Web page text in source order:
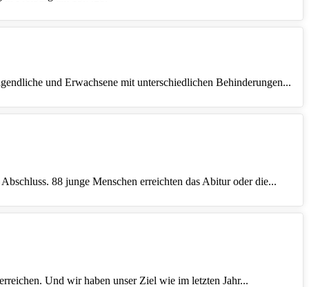
und Erwachsene mit unterschiedlichen Behinderungen...
88 junge Menschen erreichten das Abitur oder die...
Und wir haben unser Ziel wie im letzten Jahr...